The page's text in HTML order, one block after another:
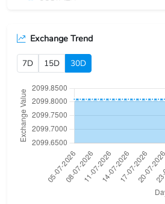
USD/BDT
USD/BGN
USD/BHD
USD/BIF
USD/BMD
Exchange Trend
7D 15D 30D